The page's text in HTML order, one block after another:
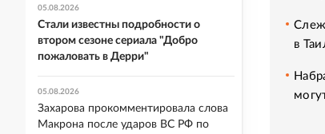
в
05.08.2026
Стали известны подробности о
втором сезоне сериала "Добро
пожаловать в Дерри"
05.08.2026
Захарова прокомментировала слова
Макрона после ударов ВС РФ по